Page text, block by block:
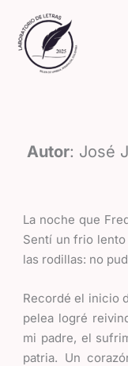
contenido
Autor: José
La noche que
Sentí un frio
las rodillas: no
Recordé el inicio
pelea logré
mi padre, el
patria. Un